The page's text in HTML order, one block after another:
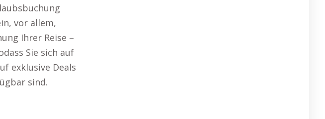
vor allem,
Ihrer Reise –
Sie sich auf
exklusive Deals
sind.